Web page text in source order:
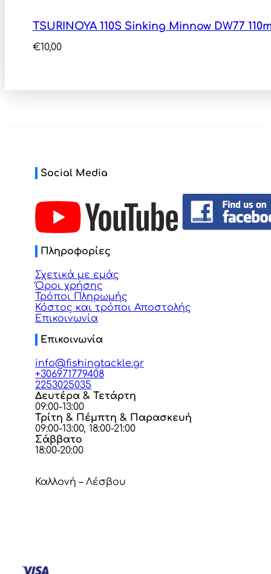
TSURINOYA 110S Sinking Minnow DW77
€10,00
Social Media
Πληροφορίες
Σχετικά με εμάς
Όροι χρήσης
Τρόποι Πληρωμής
Κόστος και τρόποι Αποστολής
Επικοινωνία
Επικοινωνία
info@fishingtackle.gr
+306971779408
2253025035
Δευτέρα & Τετάρτη
09:00-13:00
Τρίτη & Πέμπτη & Παρασκευή
09:00-13:00, 18:00-21:00
Σάββατο
18:00-20:00
Καλλονή – Λέσβου